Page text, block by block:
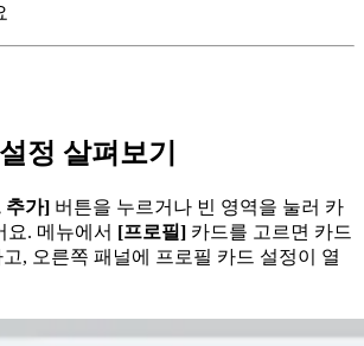
정 살펴보기
추가] 버튼을 누르거나 빈 영역을 눌러 카
요. 메뉴에서 [프로필] 카드를 고르면 카드
, 오른쪽 패널에 프로필 카드 설정이 열